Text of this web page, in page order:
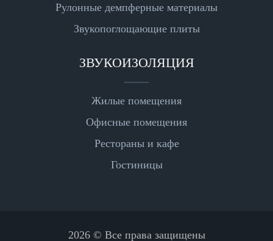
Рулонные демпферные материалы
Звукопоглощающие плиты
ЗВУКОИЗОЛЯЦИЯ
Жилые помещения
Офисные помещения
Рестораны и кафе
Гостиницы
2026 © Все права защищены